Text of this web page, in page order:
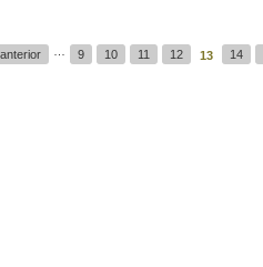
anterior 9 10 11 12 13 14